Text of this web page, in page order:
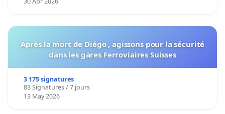
Après la mort de Diégo , agissons pour la sécurité
dans les gares Ferroviaires Suisses
3 175 signatures
83 Signatures / 7 jours
13 May 2026